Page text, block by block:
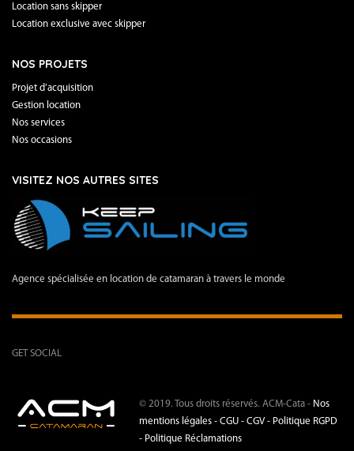
Location sans skipper
Location exclusive avec skipper
NOS PROJETS
Projet d’acquisition
Gestion location
Nos services
Nos occasions
VISITEZ NOS AUTRES SITES
Agence spécialisée en location de catamaran à travers le monde
GET SOCIAL
© 2019. Tous droits réservés. ACM-Cata - Nos
mentions légales - CGU - CGV - Politique RGPD
- Politique Réclamations